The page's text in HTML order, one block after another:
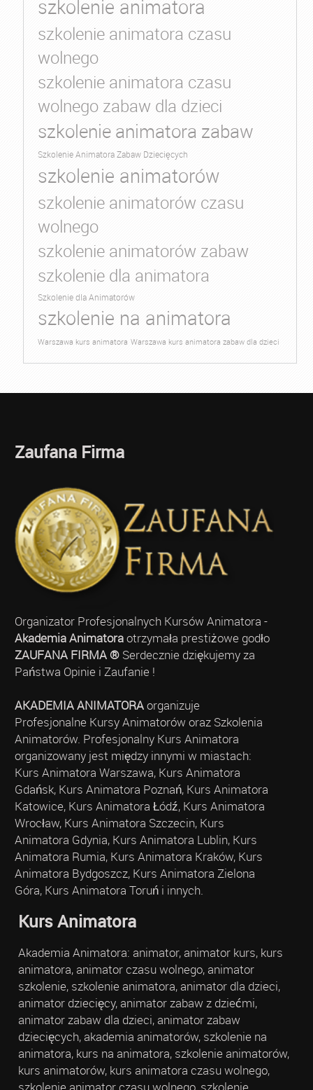
szkolenie animatora
szkolenie animatora czasu
wolnego
szkolenie animatora czasu
wolnego zabaw dla dzieci
szkolenie animatora zabaw
Szkolenie Animatora Zabaw Dziecięcych
szkolenie animatorów
szkolenie animatorów czasu
wolnego
szkolenie animatorów zabaw
szkolenie dla animatora
Szkolenie dla Animatorów
szkolenie na animatora
Warszawa kurs animatora Warszawa kurs animatora zabaw dla dzieci
Zaufana Firma
Organizator Profesjonalnych Kursów Animatora -
Akademia Animatoraotrzymała prestiżowe godło
ZAUFANA FIRMA ®Serdecznie dziękujemy za
Państwa Opinie i Zaufanie !
AKADEMIA ANIMATORAorganizuje
Profesjonalne Kursy Animatorów oraz Szkolenia
Animatorów. Profesjonalny Kurs Animatora
organizowany jest między innymi w miastach:
Kurs Animatora Warszawa, Kurs Animatora
Gdańsk, Kurs Animatora Poznań, Kurs Animatora
Katowice, Kurs Animatora Łódź, Kurs Animatora
Wrocław, Kurs Animatora Szczecin, Kurs
Animatora Gdynia, Kurs Animatora Lublin, Kurs
Animatora Rumia, Kurs Animatora Kraków, Kurs
Animatora Bydgoszcz, Kurs Animatora Zielona
Góra, Kurs Animatora Toruń i innych.
Kurs Animatora
Akademia Animatora: animator, animator kurs, kurs
animatora, animator czasu wolnego, animator
szkolenie, szkolenie animatora, animator dla dzieci,
animator dziecięcy, animator zabaw z dziećmi,
animator zabaw dla dzieci, animator zabaw
dziecięcych, akademia animatorów, szkolenie na
animatora, kurs na animatora, szkolenie animatorów,
kurs animatorów, kurs animatora czasu wolnego,
szkolenie animator czasu wolnego, szkolenie